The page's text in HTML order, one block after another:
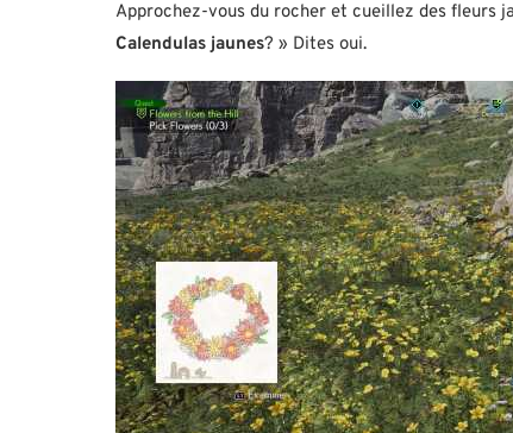
Approchez-vous du rocher et cueillez des fleurs
Calendulas jaunes? » Dites oui.